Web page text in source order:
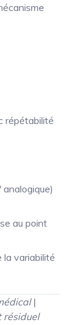
répétabilité
au point
variabilité
|
résiduel